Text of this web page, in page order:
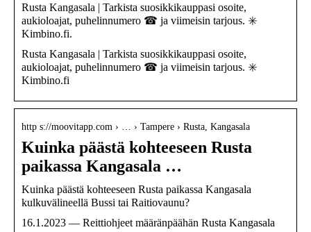
Rusta Kangasala | Tarkista suosikkikauppasi osoite,
aukioloajat, puhelinnumero ☎ ja viimeisin tarjous. ✳️
Kimbino.fi.
Rusta Kangasala | Tarkista suosikkikauppasi osoite,
aukioloajat, puhelinnumero ☎ ja viimeisin tarjous. ✳️
Kimbino.fi
http s://moovitapp.com › … › Tampere › Rusta, Kangasala
Kuinka päästä kohteeseen Rusta
paikassa Kangasala …
Kuinka päästä kohteeseen Rusta paikassa Kangasala
kulkuvälineellä Bussi tai Raitiovaunu?
16.1.2023 — Reittiohjeet määränpäähän Rusta Kangasala